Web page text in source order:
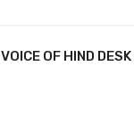
VOICE OF HIND DESK